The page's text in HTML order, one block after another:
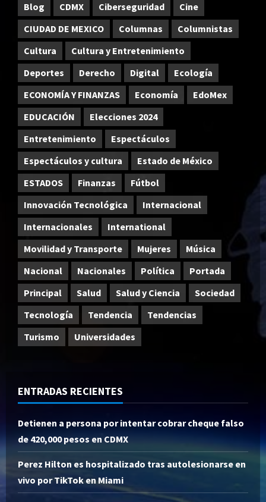
Blog CDMX Ciberseguridad
Cine
CIUDAD DE MEXICO
Columnas
Columnistas
Cultura
Cultura y Entretenimiento
Deportes
Derecho Digital
Ecología
ECONOMÍA Y FINANZAS
Economía
EdoMex
EDUCACIÓN
Elecciones 2024
Entretenimiento
Espectáculos
Espectáculos y cultura
Estado de México
ESTADOS
Finanzas
Fútbol
Innovación Tecnológica
Internacional
Internacionales
International
Movilidad y Transporte
Mujeres
Música
Nacional
Nacionales Política
Portada
Principal
Salud Salud y Ciencia
Sociedad
Tecnología
Tendencia
Tendencias
Turismo
Universidades
ENTRADAS RECIENTES
Detienen a persona por intentar cobrar cheque falso
de 420,000 pesos en CDMX
Perez Hilton es hospitalizado tras autolesionarse en
vivo por TikTok en Miami